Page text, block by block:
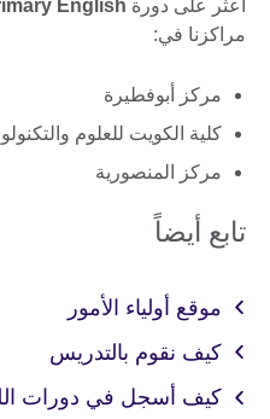
اعثر على دورة English
مراكزنا في​:
مركز أبوفطيرة
كلية الكويت للعلوم
مركز المنصورية
تابع أيضاً
موقع أولياء الأمور
كيف نقوم بالتدريس
كيف أسجل في دورات